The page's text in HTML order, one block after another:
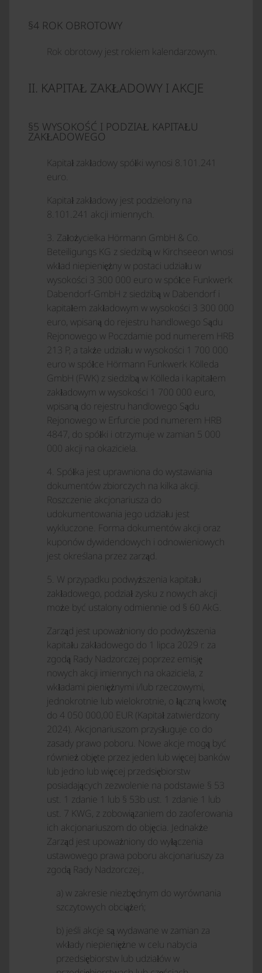
§4 ROK OBROTOWY
Rok obrotowy jest rokiem kalendarzowym.
II. KAPITAŁ ZAKŁADOWY I AKCJE
§5 WYSOKOŚĆ I PODZIAŁ KAPITAŁU
ZAKŁADOWEGO
Kapitał zakładowy spółki wynosi 8.101.241
euro.
Kapitał zakładowy jest podzielony na
8.101.241 akcji imiennych.
3. Założycielka Hörmann GmbH & Co.
Beteiligungs KG z siedzibą w Kirchseeon wnosi
wkład niepieniężny w postaci udziału w
wysokości 3 300 000 euro w spółce Funkwerk
Dabendorf-GmbH z siedzibą w Dabendorf i
kapitałem zakładowym w wysokości 3 300 000
euro, wpisaną do rejestru handlowego Sądu
Rejonowego w Poczdamie pod numerem HRB
213 P, a także udziału w wysokości 1 700 000
euro w spółce Hörmann Funkwerk Kölleda
GmbH (FWK) z siedzibą w Kölleda i kapitałem
zakładowym w wysokości 1 700 000 euro,
wpisaną do rejestru handlowego Sądu
Rejonowego w Erfurcie pod numerem HRB
4847, do spółki i otrzymuje w zamian 5 000
000 akcji na okaziciela.
4. Spółka jest uprawniona do wystawiania
dokumentów zbiorczych na kilka akcji.
Roszczenie akcjonariusza do
udokumentowania jego udziału jest
wykluczone. Forma dokumentów akcji oraz
kuponów dywidendowych i odnowieniowych
jest określana przez zarząd.
5. W przypadku podwyższenia kapitału
zakładowego, podział zysku z nowych akcji
może być ustalony odmiennie od § 60 AkG.
Zarząd jest upoważniony do podwyższenia
kapitału zakładowego do 1 lipca 2029 r. za
zgodą Rady Nadzorczej poprzez emisję
nowych akcji imiennych na okaziciela, z
wkładami pieniężnymi i/lub rzeczowymi,
jednokrotnie lub wielokrotnie, o łączną kwotę
do 4 050 000,00 EUR (Kapitał zatwierdzony
2024). Akcjonariuszom przysługuje co do
zasady prawo poboru. Nowe akcje mogą być
również objęte przez jeden lub więcej banków
lub jedno lub więcej przedsiębiorstw
posiadających zezwolenie na podstawie § 53
ust. 1 zdanie 1 lub § 53b ust. 1 zdanie 1 lub
ust. 7 KWG, z zobowiązaniem do zaoferowania
ich akcjonariuszom do objęcia. Jednakże
Zarząd jest upoważniony do wyłączenia
ustawowego prawa poboru akcjonariuszy za
zgodą Rady Nadzorczej.,
a) w zakresie niezbędnym do wyrównania
szczytowych obciążeń;
b) jeśli akcje są wydawane w zamian za
wkłady niepieniężne w celu nabycia
przedsiębiorstw lub udziałów w